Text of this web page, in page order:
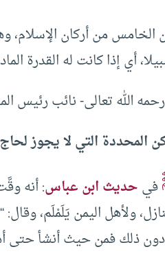
الخامس من أركان
أي إذا كانت له القدرة
الله تعالى- نائب رئيس
المحددة التي لا يجوز
فيحديث ابن عباس: أنه
ولأهل اليمن يَلَمْلَم،
دون ذلك فمن حيث أنشأ حتى